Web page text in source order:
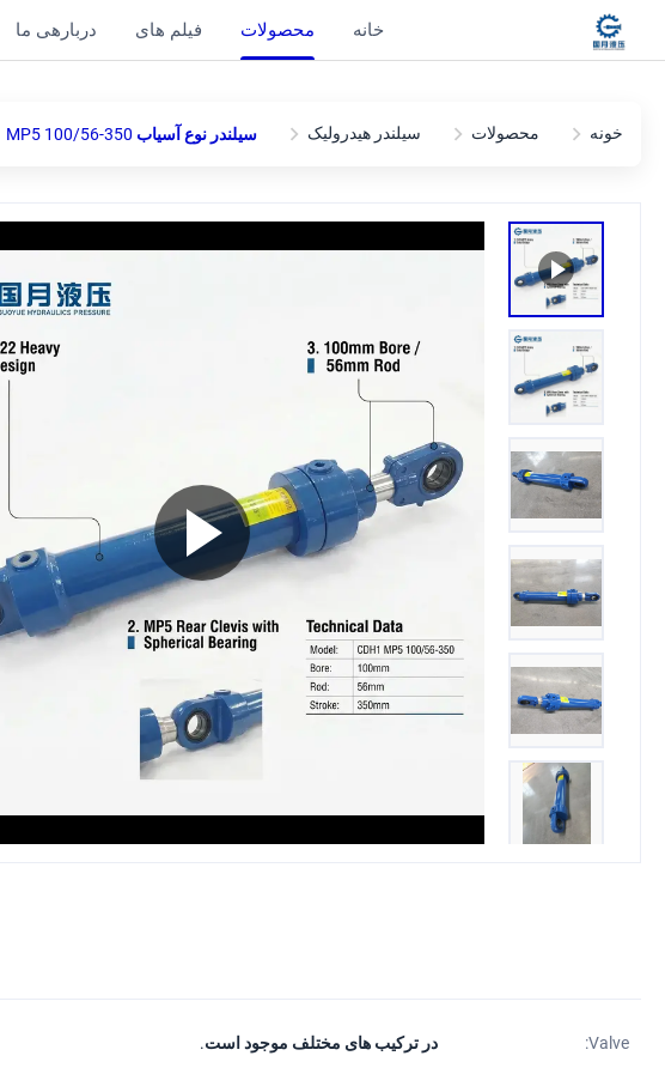
خانه محصولات فیلم های دربارهی ما
خونه محصولات سیلندر هیدرولیک سیلندر نوع آسیاب CDH1 MP5 100/56-350 با پایه یاتاقان کروی فشار بالا 250 بار
Valve: در ترکیب های مختلف موجود است.